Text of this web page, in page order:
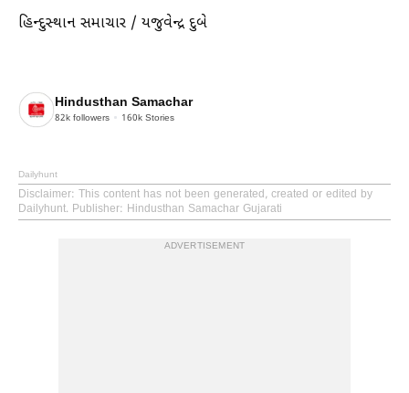
હિન્દુસ્થાન સમાચાર / યજુવેન્દ્ર દુબે
Hindusthan Samachar
82k followers 160k Stories
Dailyhunt
Disclaimer: This content has not been generated, created or edited by
Dailyhunt. Publisher: Hindusthan Samachar Gujarati
ADVERTISEMENT